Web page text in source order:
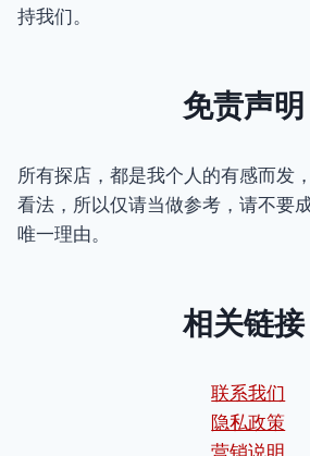
持我们。
免责声明
所有探店，都是我个人的有感而发
看法，所以仅请当做参考，请不要
唯一理由。
相关链接
联系我们
隐私政策